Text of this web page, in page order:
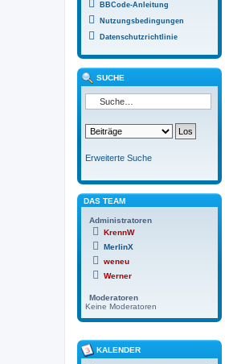
BBCode-Anleitung
Nutzungsbedingungen
Datenschutzrichtlinie
SUCHE
Erweiterte Suche
DAS TEAM
Administratoren
KrennW
MerlinX
weneu
Werner
Moderatoren
Keine Moderatoren
KALENDER